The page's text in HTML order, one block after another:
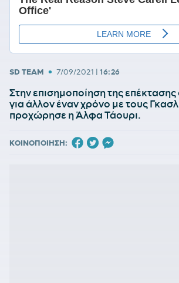
SD TEAM • 7/09/2021 | 16:26
Στην επισημοποίηση της
για άλλον έναν χρόνο με τους
προχώρησε η Άλφα Τάουρι.
ΚΟΙΝΟΠΟΙΗΣΗ: